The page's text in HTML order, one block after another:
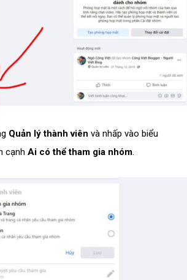
Quản lý thành viên và nhấp vào biểu
cạnh Ai có thể tham gia nhóm.